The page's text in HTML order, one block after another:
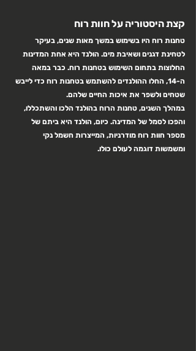
קצת היסטוריה על חוות רוח
טחנות רוח היו בשימוש במשך מאות שנים, בעיקר
לטחינת דגנים ושאיבת מים. הולנד היא אחת המדינות
החלוצות בתחום השימוש בטחנות רוח. כבר במאה
ה-14, החלו ההולנדים להשתמש בטחנות רוח כדי לייבש
שטחים ולשפר את איכות החיים שלהם.
במהלך השנים, טחנות הרוח בהולנד הלכו והשתכללו,
והפכו לסמל של המדינה. כיום, הולנד היא ביתם של
מספר חוות רוח מודרניות, המייצרות חשמל נקי
ומשמשות דוגמה לעולם כולו.